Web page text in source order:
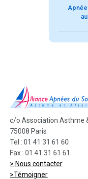
c/o Association Asthme
75008 Paris
Tel : 01 41 31 61 60
Fax : 01 41 31 61 61
> Nous contacter
>Témoigner